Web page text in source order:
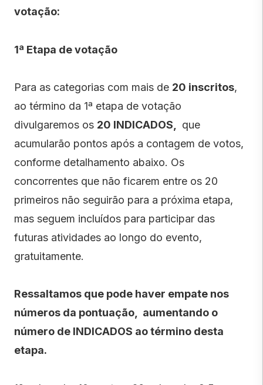
votação:
1ª Etapa de votação
Para as categorias com mais de 20 inscritos,
ao término da 1ª etapa de votação
divulgaremos os 20 INDICADOS,
que
acumularão pontos após a contagem de votos,
conforme detalhamento abaixo. Os
concorrentes que não ficarem entre os 20
primeiros não seguirão para a próxima etapa,
mas seguem incluídos para participar das
futuras atividades ao longo do evento,
gratuitamente.
Ressaltamos que pode haver empate nos
números da pontuação, aumentando o
número de INDICADOS ao término desta
etapa.